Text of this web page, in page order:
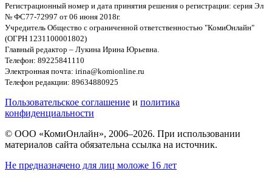
Регистрационный номер и дата принятия решения о регистрации: серия Эл
№ ФС77-72997 от 06 июня 2018г.
Учредитель Общество с ограниченной ответственностью "КомиОнлайн"
(ОГРН 1231100001802)
Главный редактор – Лукина Ирина Юрьевна.
Телефон: 89225841110
Электронная почта: irina@komionline.ru
Телефон редакции: 89634880925
Пользовательское соглашение и политика
конфиденциальности
© ООО «КомиОнлайн», 2006–2026. При использовании
материалов сайта обязательна ссылка на источник.
Не предназначено для лиц моложе 16 лет